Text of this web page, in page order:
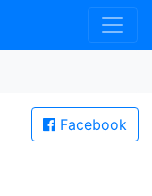
Facebook